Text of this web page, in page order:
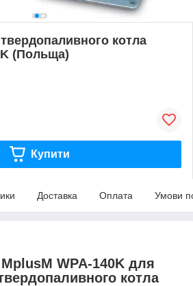
котла
(Польща)
Купити
Доставка Оплата Умови
WPA-140K для
котла